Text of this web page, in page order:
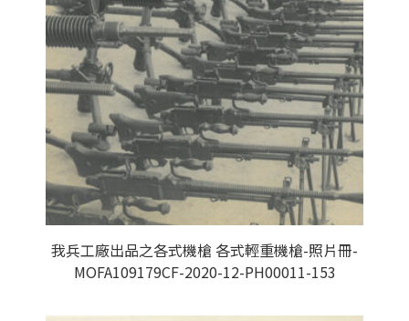
我兵工廠出品之各式機槍 各式輕重機槍-照片冊-
MOFA109179CF-2020-12-PH00011-153